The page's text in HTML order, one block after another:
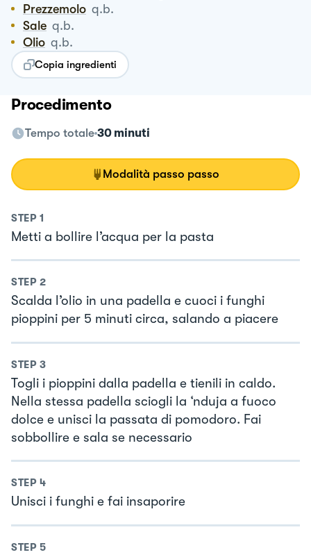
Prezzemolo q.b.
Sale q.b.
Olio q.b.
Copia ingredienti
Procedimento
Tempo totale 30 minuti
Modalità passo passo
STEP 1
Metti a bollire l’acqua per la pasta
STEP 2
Scalda l’olio in una padella e cuoci i funghi
pioppini per 5 minuti circa, salando a piacere
STEP 3
Togli i pioppini dalla padella e tienili in caldo.
Nella stessa padella sciogli la ‘nduja a fuoco
dolce e unisci la passata di pomodoro. Fai
sobbollire e sala se necessario
STEP 4
Unisci i funghi e fai insaporire
STEP 5